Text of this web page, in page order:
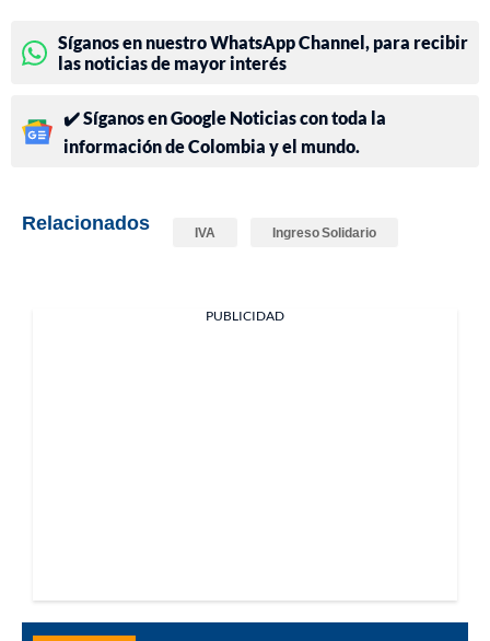
Síganos en nuestro WhatsApp Channel, para recibir
las noticias de mayor interés
✔️ Síganos en Google Noticias con toda la
información de Colombia y el mundo.
Relacionados IVA Ingreso Solidario
PUBLICIDAD